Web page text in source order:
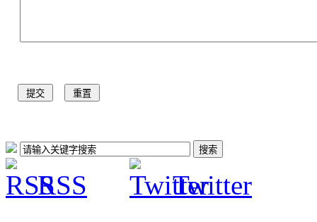
RSS Twitter